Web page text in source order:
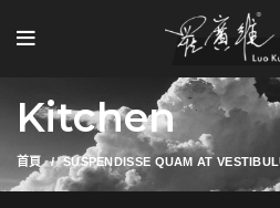
Kitchen
首頁 SUSPENDISSE QUAM AT